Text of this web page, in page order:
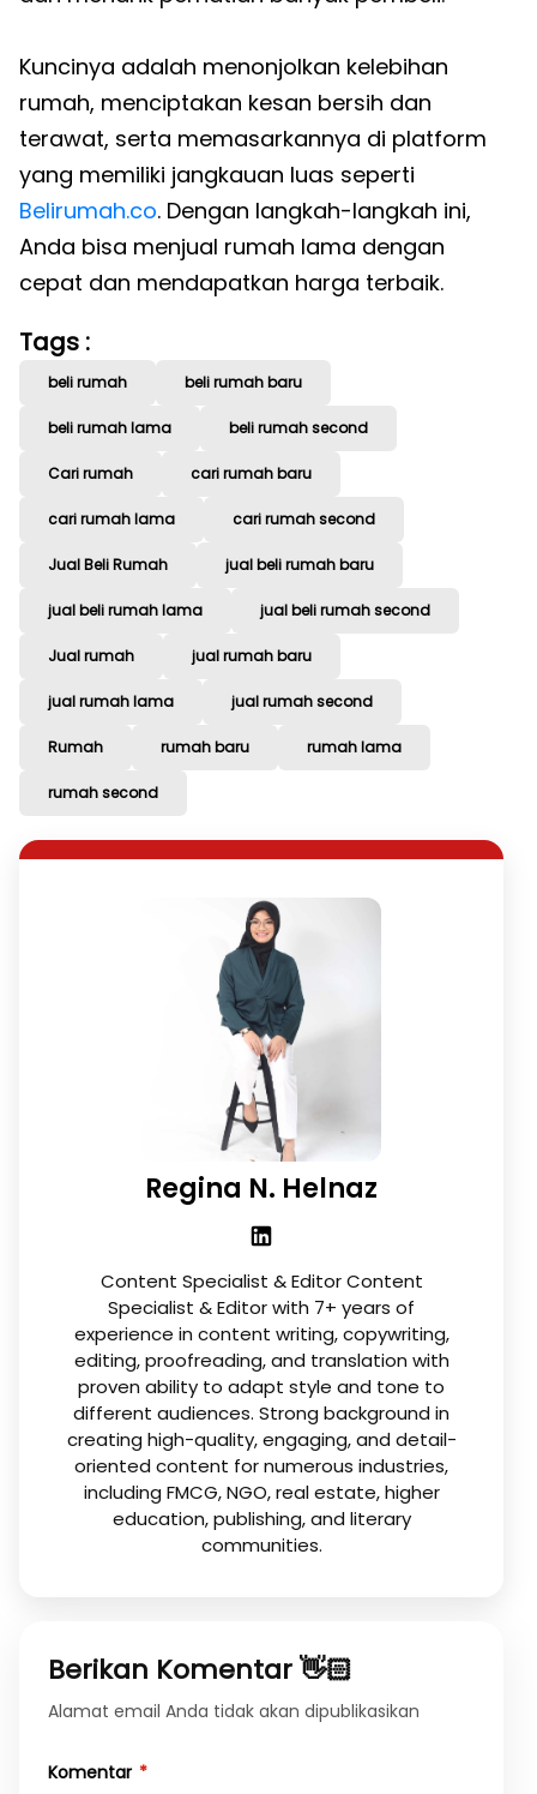
Kuncinya adalah menonjolkan kelebihan
rumah, menciptakan kesan bersih dan
terawat, serta memasarkannya di platform
yang memiliki jangkauan luas seperti
Belirumah.co. Dengan langkah-langkah ini,
Anda bisa menjual rumah lama dengan
cepat dan mendapatkan harga terbaik.
Tags :
beli rumah beli rumah baru
beli rumah lama beli rumah second
Cari rumah cari rumah baru
cari rumah lama cari rumah second
Jual Beli Rumah jual beli rumah baru
jual beli rumah lama jual beli rumah second
Jual rumah jual rumah baru
jual rumah lama jual rumah second
Rumah rumah baru rumah lama
rumah second
Regina N. Helnaz
Content Specialist & Editor Content
Specialist & Editor with 7+ years of
experience in content writing, copywriting,
editing, proofreading, and translation with
proven ability to adapt style and tone to
different audiences. Strong background in
creating high-quality, engaging, and detail-
oriented content for numerous industries,
including FMCG, NGO, real estate, higher
education, publishing, and literary
communities.
Berikan Komentar 👋🏻
Alamat email Anda tidak akan dipublikasikan
Komentar *